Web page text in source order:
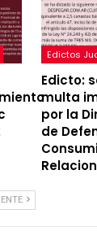
Edictos
Edicto:
multa
por la
de